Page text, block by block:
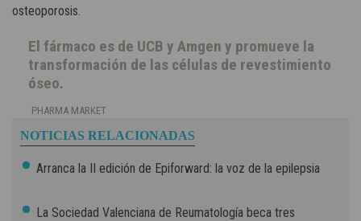
osteoporosis.
El fármaco es de UCB y Amgen y promueve la
transformación de las células de revestimiento
óseo.
PHARMA MARKET
NOTICIAS RELACIONADAS
Arranca la II edición de Epiforward: la voz de la epilepsia
La Sociedad Valenciana de Reumatología beca tres